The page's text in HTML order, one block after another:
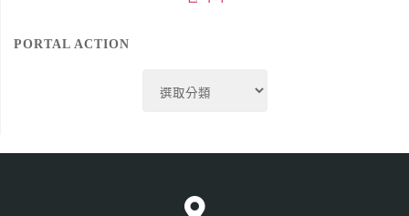
PORTAL ACTION
Action